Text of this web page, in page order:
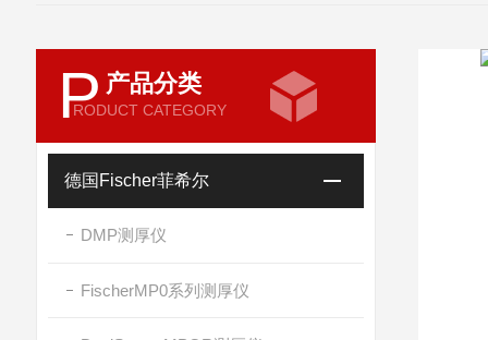
P 产品分类
RODUCT CATEGORY
德国Fischer菲希尔
DMP测厚仪
FischerMP0系列测厚仪